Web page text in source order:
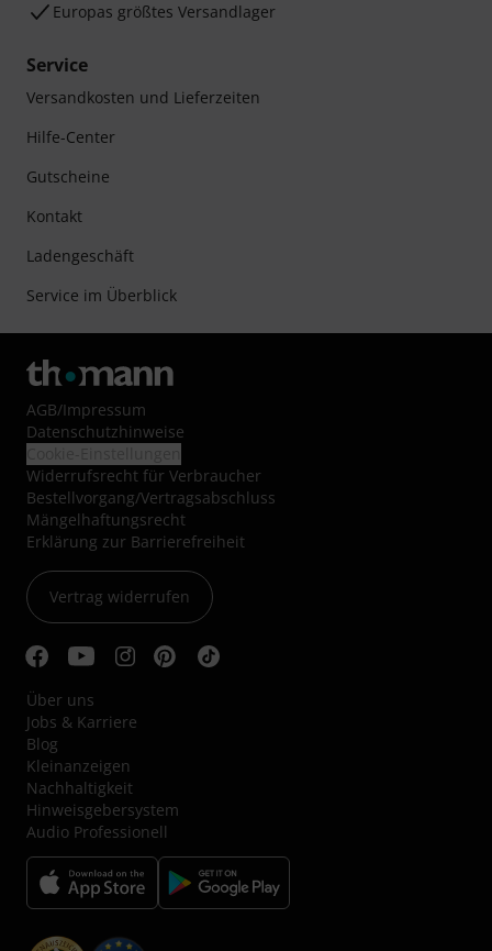
Europas größtes Versandlager
Service
Versandkosten und Lieferzeiten
Hilfe-Center
Gutscheine
Kontakt
Ladengeschäft
Service im Überblick
AGB/Impressum
Datenschutzhinweise
Widerrufsrecht für Verbraucher
Bestellvorgang/Vertragsabschluss
Mängelhaftungsrecht
Erklärung zur Barrierefreiheit
Vertrag widerrufen
Über uns
Jobs & Karriere
Blog
Kleinanzeigen
Nachhaltigkeit
Hinweisgebersystem
Audio Professionell